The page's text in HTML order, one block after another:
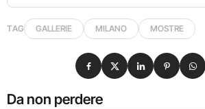
TAG GALLERIE MILANO MOSTRE
Da non perdere
Condividi su Facebook
Condividi su X
Condividi su
Condividi